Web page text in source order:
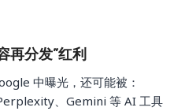
再分发”红利
中曝光，还可能被：
、Gemini 等 AI 工具